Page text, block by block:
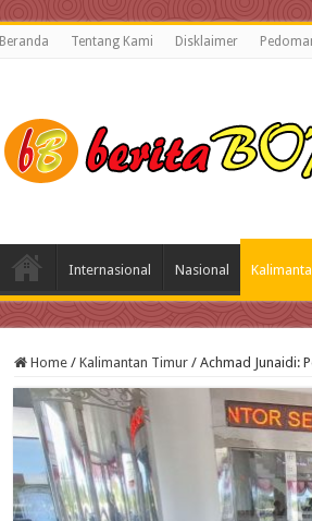
Beranda Tentang Kami Disklaimer
Internasional Nasional
Home / Kalimantan Timur / Achmad Junaidi: